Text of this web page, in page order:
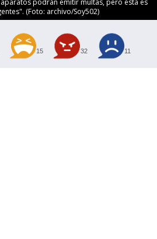
(Foto: archivo/Soy502)
15 32 11